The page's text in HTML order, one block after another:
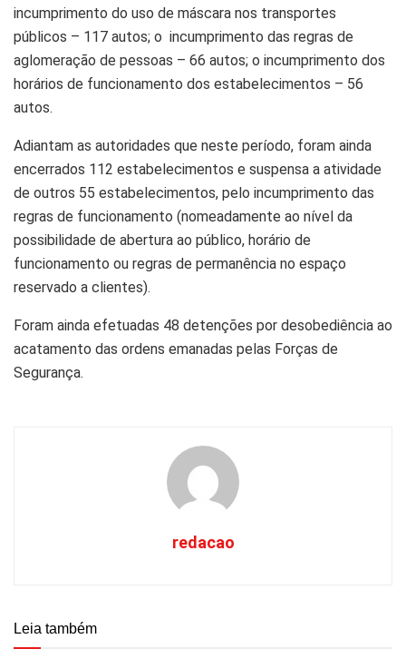
incumprimento do uso de máscara nos transportes
públicos – 117 autos; o incumprimento das regras de
aglomeração de pessoas – 66 autos; o incumprimento dos
horários de funcionamento dos estabelecimentos – 56
autos.
Adiantam as autoridades que neste período, foram ainda
encerrados 112 estabelecimentos e suspensa a atividade
de outros 55 estabelecimentos, pelo incumprimento das
regras de funcionamento (nomeadamente ao nível da
possibilidade de abertura ao público, horário de
funcionamento ou regras de permanência no espaço
reservado a clientes).
Foram ainda efetuadas 48 detenções por desobediência ao
acatamento das ordens emanadas pelas Forças de
Segurança.
redacao
Leia também